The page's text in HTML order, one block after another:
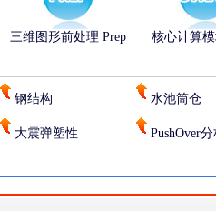
三维图形前处理 Prep 核心计算
钢结构 水池筒仓
大震弹塑性 PushOver